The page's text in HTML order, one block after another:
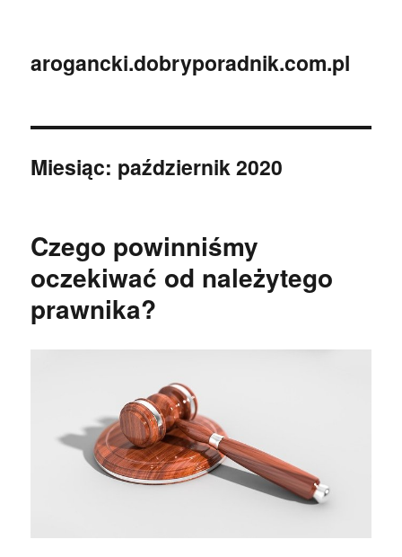
arogancki.dobryporadnik.com.pl
Miesiąc: październik 2020
Czego powinniśmy
oczekiwać od należytego
prawnika?